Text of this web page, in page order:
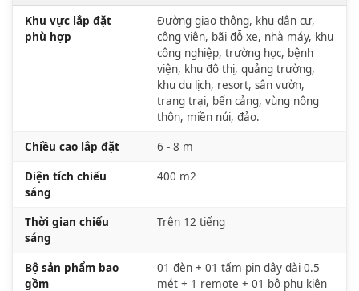
Khu vực lắp đặt
phù hợp
Đường giao thông, khu dân cư,
công viên, bãi đỗ xe, nhà máy, khu
công nghiệp, trường học, bệnh
viện, khu đô thị, quảng trường,
khu du lịch, resort, sân vườn,
trang trại, bến cảng, vùng nông
thôn, miền núi, đảo.
Chiều cao lắp đặt 6 - 8 m
Diện tích chiếu
sáng
400 m2
Thời gian chiếu
sáng
Trên 12 tiếng
Bộ sản phẩm bao
gồm
01 đèn + 01 tấm pin dây dài 0.5
mét + 1 remote + 01 bộ phụ kiện